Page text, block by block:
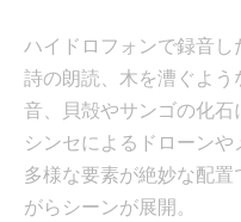
ハイドロフォンで録音し
詩の朗読、木を漕ぐよ
音、貝殻やサンゴの化石
シンセによるドローン
多様な要素が絶妙な配
がらシーンが展開。